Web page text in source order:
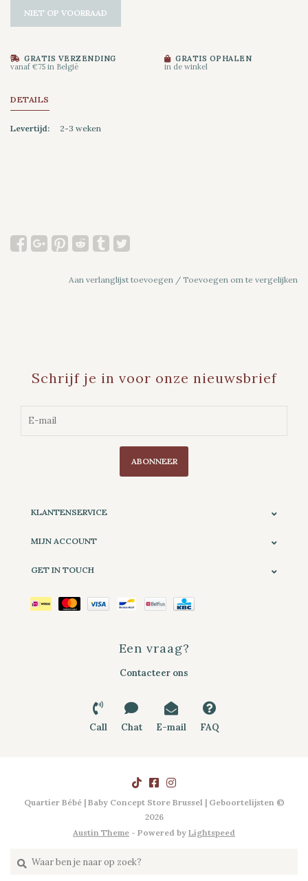
NIET OP VOORRAAD
GRATIS VERZENDING
vanaf €75 in België
GRATIS OPHALEN
in de winkel
DETAILS
Levertijd: 2-3 weken
Aan verlanglijst toevoegen / Toevoegen om te vergelijken
Schrijf je in voor onze nieuwsbrief
ABONNEER
KLANTENSERVICE
MIJN ACCOUNT
GET IN TOUCH
Een vraag?
Contacteer ons
Call Chat E-mail FAQ
Quartier Bébé | Baby Concept Store Brussel | Geboortelijsten ©
2026
Austin Theme - Powered by Lightspeed